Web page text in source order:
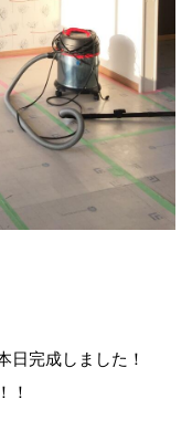
日完成しました！
！